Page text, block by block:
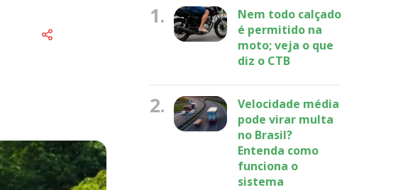
1.
Nem todo calçado
é permitido na
moto; veja o que
diz o CTB
2.
Velocidade média
pode virar multa
no Brasil?
Entenda como
funciona o
sistema